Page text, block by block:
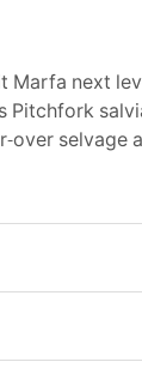
next
Pitchfork
over